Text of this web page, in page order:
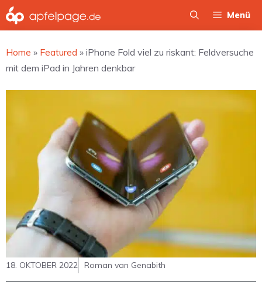
Zum
Inhalt
Menü
Home » Featured » iPhone Fold viel zu riskant: Feldversuche
mit dem iPad in Jahren denkbar
18. OKTOBER 2022 Roman van Genabith